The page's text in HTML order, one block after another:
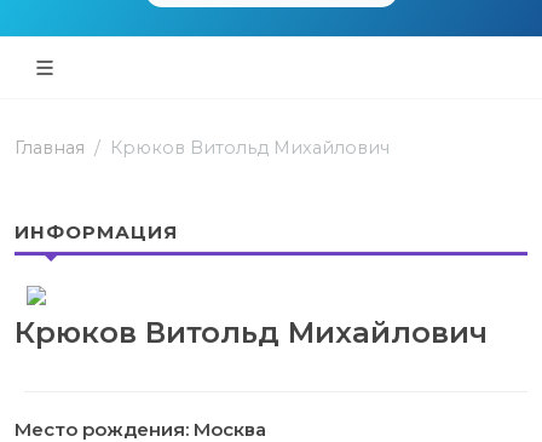
Главная Крюков Витольд Михайлович
ИНФОРМАЦИЯ
Крюков Витольд Михайлович
Место рождения: Москва